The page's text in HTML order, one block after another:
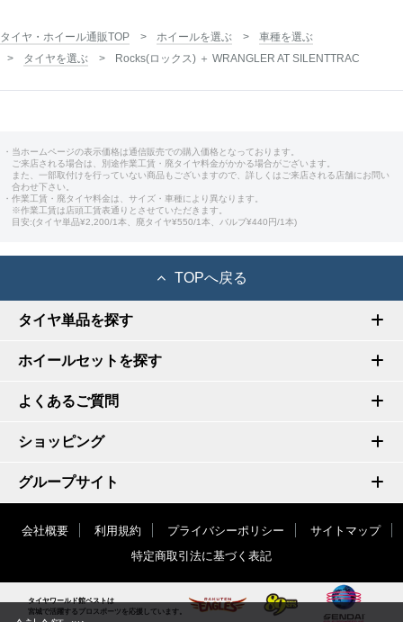
タイヤ・ホイール通販TOP ホイールを選ぶ
車種を選ぶ
タイヤを選ぶ
Rocks(ロックス) ＋ WRANGLER AT SILENTTRAC
・当ホームページの表示価格は通信販売での購入価格となっております。
ご来店される場合は、別途作業工賃・廃タイヤ料金がかかる場合がございます。
また、一部取付けを行っていない商品もございますので、詳しくはご来店される店舗にお問い
合わせ下さい。
・作業工賃・廃タイヤ料金は、サイズ・車種により異なります。
※作業工賃は店頭工賃表通りとさせていただきます。
目安:(タイヤ単品¥2,200/1本、廃タイヤ¥550/1本、バルブ¥440円/1本)
TOPへ戻る
タイヤ単品を探す
ホイールセットを探す
よくあるご質問
ショッピング
グループサイト
会社概要 利用規約 プライバシーポリシー
サイトマップ
特定商取引法に基づく表記
タイヤワールド館ベストは
宮城で活躍するプロスポーツを応援しています。